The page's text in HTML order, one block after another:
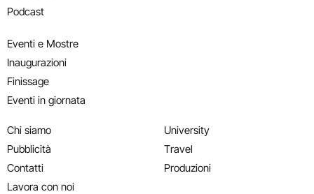
Podcast
Eventi e Mostre
Inaugurazioni
Finissage
Eventi in giornata
Chi siamo
Pubblicità
Contatti
Lavora con noi
University
Travel
Produzioni